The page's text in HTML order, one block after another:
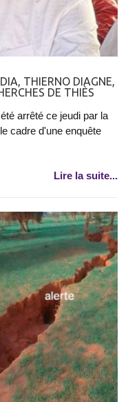
THIERNO DIAGNE,
DE THIÈS
arrêté ce jeudi par la
cadre d'une enquête
Lire la suite...